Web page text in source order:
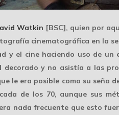
Watkin [BSC], quien por
cinematográfica en la
y el cine haciendo uso de
decorado y no asistía a las
le era posible como su
de los 70, aunque sus
nada frecuente que esto